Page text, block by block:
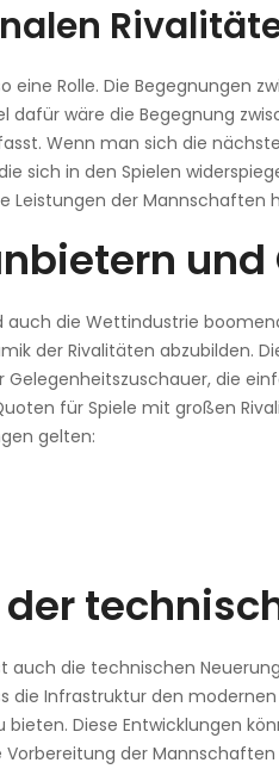
eine Rolle. Die Begegnungen
dafür wäre die Begegnung
Wenn man sich die
sich in den Spielen
Leistungen der Mannschaften
und
die Wettindustrie
der Rivalitäten abzubilden.
die
für Spiele mit großen
gelten:
auch die technischen
die Infrastruktur den
bieten. Diese Entwicklungen
Vorbereitung der